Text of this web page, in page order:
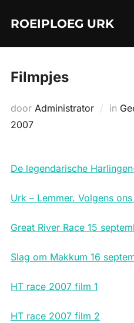
naarROEIPLOEG URK
Filmpjes
door Administrator in
2007
De legendarische
Urk – Lemmer. Volgens
Great River Race 15
Slag om Makkum 16
HT race 2007 film 1
HT race 2007 film 2